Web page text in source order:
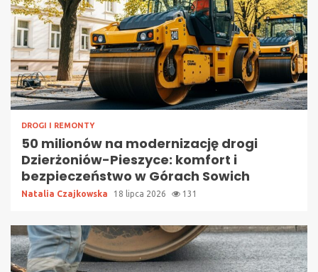
DROGI I REMONTY
50 milionów na modernizację drogi
Dzierżoniów-Pieszyce: komfort i
bezpieczeństwo w Górach Sowich
Natalia Czajkowska 18 lipca 2026 131